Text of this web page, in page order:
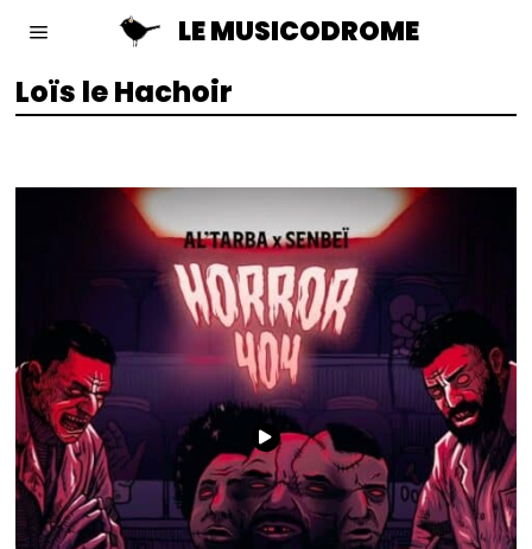
LE MUSICODROME
Loïs le Hachoir